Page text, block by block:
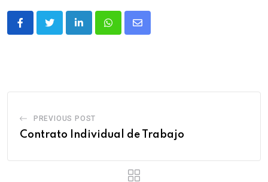
PREVIOUS POST
Contrato Individual de Trabajo